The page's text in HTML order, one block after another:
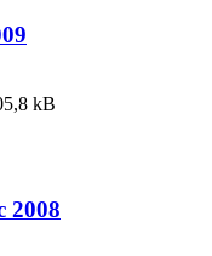
kB
2008